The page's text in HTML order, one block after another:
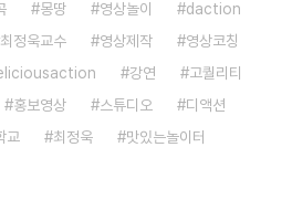
몽땅 영상놀이
daction
최정욱교수 영상제작
영상코칭
강연
고퀄리티
홍보영상 스튜디오
디액션
교 최정욱
맛있는놀이터